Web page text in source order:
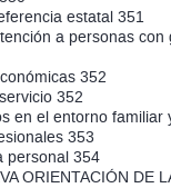
estatal 351
a personas con
352
352
en el entorno familiar
353
personal 354
ORIENTACIÓN DE